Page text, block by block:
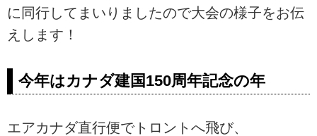
に同行してまいりましたので大会の様子をお伝
えします！
今年はカナダ建国150周年記念の年
エアカナダ直行便でトロントへ飛び、